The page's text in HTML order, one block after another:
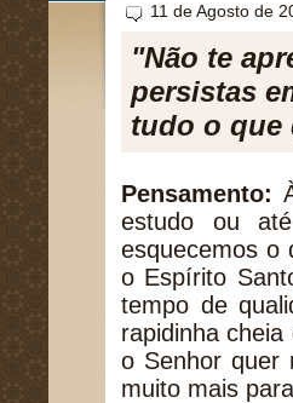
11 de Agosto de
"Não te
persistas
tudo o que
Pensamento:
estudo ou
esquecemos o
o Espírito
tempo de
rapidinha
o Senhor quer
muito mais